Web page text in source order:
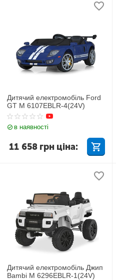
Дитячий електромобіль Ford
GT M 6107EBLR-4(24V)
в наявності
11 658 грн ціна:
Дитячий електромобіль Джип
Bambi M 6296EBLR-1(24V)